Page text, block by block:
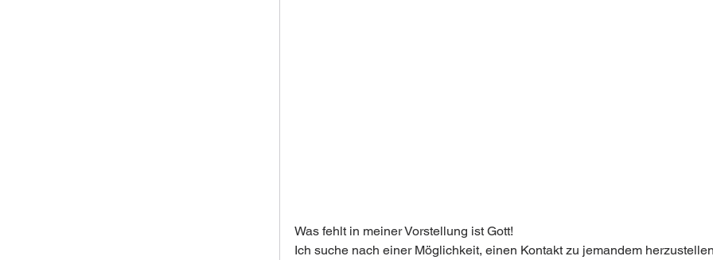
Was fehlt in meiner Vorstellung ist Gott!
Ich suche nach einer Möglichkeit, einen Kontakt zu jemandem